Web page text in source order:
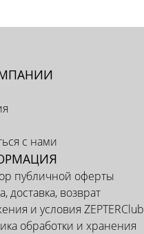
с нами
публичной оферты
доставка, возврат
и условия ZEPTERClub
обработки и хранения